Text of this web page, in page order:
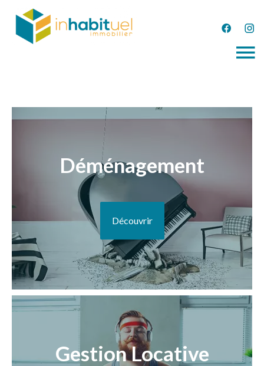
Déménagement
Découvrir
Gestion Locative